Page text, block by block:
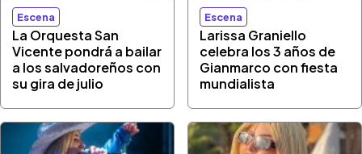
Escena
La Orquesta San
Vicente pondrá a bailar
a los salvadoreños con
su gira de julio
Escena
Larissa Graniello
celebra los 3 años de
Gianmarco con fiesta
mundialista